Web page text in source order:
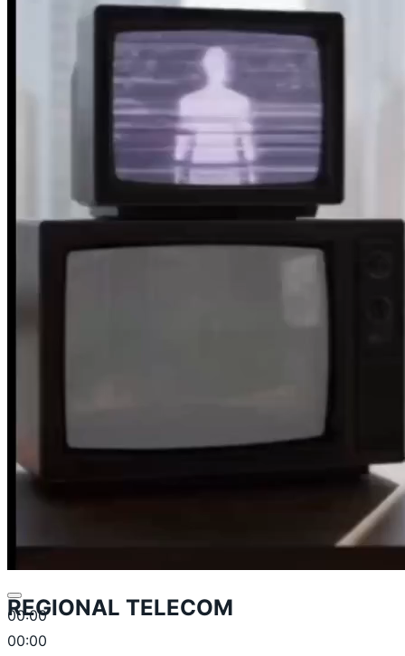
00:00
00:00
REGIONAL TELECOM